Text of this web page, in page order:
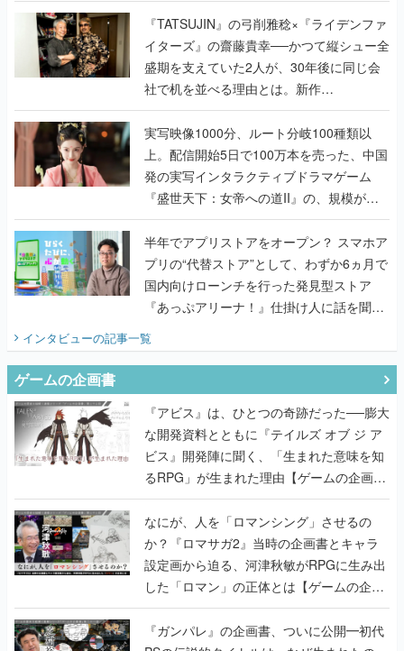
社で机を並べる理由とは。新作
『TATSUJIN EXTREME』で初タッグを組
んだレジェンド2人に訊く開発秘話
実写映像1000分、ルート分岐100種類以
上。配信開始5日で100万本を売った、中国
発の実写インタラクティブドラマゲーム
『盛世天下：女帝への道II』の、規模が違
うこだわりをプロデューサーに聞いた
半年でアプリストアをオープン？ スマホア
プリの“代替ストア”として、わずか6ヵ月で
国内向けローンチを行った発見型ストア
『あっぷアリーナ！』仕掛け人に話を聞い
てみた
インタビューの記事一覧
『アビス』は、ひとつの奇跡だった──膨大
な開発資料とともに『テイルズ オブ ジ ア
るRPG」が生まれた理由【ゲームの企画
書】
なにが、人を「ロマンシング」させるの
か？『ロマサガ2』当時の企画書とキャラ
設定画から迫る、河津秋敏がRPGに生み出
した「ロマン」の正体とは【ゲームの企画
書】
『ガンパレ』の企画書、ついに公開━初代
PSの伝説的タイトルは、なぜ生まれたの
か？そして『LOOP8』へ受け継がれたもの
【ゲームの企画書】